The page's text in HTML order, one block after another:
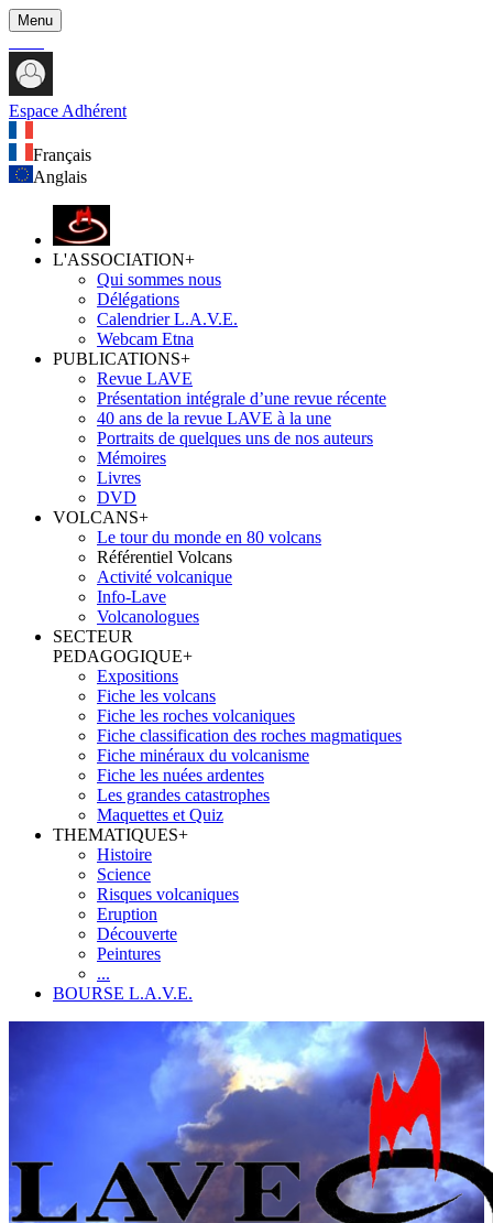
Menu
Espace Adhérent
Français
Anglais
L'ASSOCIATION+
Qui sommes nous
Délégations
Calendrier L.A.V.E.
Webcam Etna
PUBLICATIONS+
Revue LAVE
Présentation intégrale d’une revue récente
40 ans de la revue LAVE à la une
Portraits de quelques uns de nos auteurs
Mémoires
Livres
DVD
VOLCANS+
Le tour du monde en 80 volcans
Référentiel Volcans
Activité volcanique
Info-Lave
Volcanologues
SECTEUR
PEDAGOGIQUE+
Expositions
Fiche les volcans
Fiche les roches volcaniques
Fiche classification des roches magmatiques
Fiche minéraux du volcanisme
Fiche les nuées ardentes
Les grandes catastrophes
Maquettes et Quiz
THEMATIQUES+
Histoire
Science
Risques volcaniques
Eruption
Découverte
Peintures
...
BOURSE L.A.V.E.